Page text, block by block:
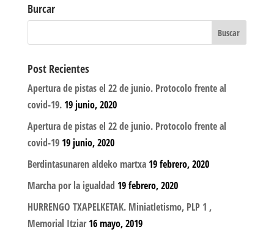
Burcar
Post Recientes
Apertura de pistas el 22 de junio. Protocolo frente al
covid-19. 19 junio, 2020
Apertura de pistas el 22 de junio. Protocolo frente al
covid-19 19 junio, 2020
Berdintasunaren aldeko martxa 19 febrero, 2020
Marcha por la igualdad 19 febrero, 2020
HURRENGO TXAPELKETAK. Miniatletismo, PLP 1 ,
Memorial Itziar 16 mayo, 2019